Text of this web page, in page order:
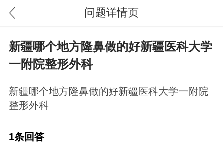
问题详情页
新疆哪个地方隆鼻做的好新疆医科大学
一附院整形外科
新疆哪个地方隆鼻做的好新疆医科大学一附院
整形外科
1条回答